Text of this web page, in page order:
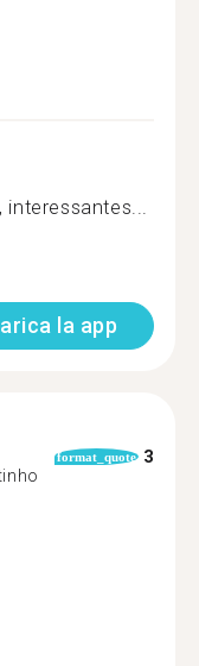
interessantes...
la app
format_quote 3